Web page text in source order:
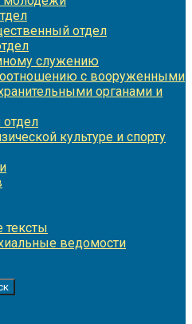
отдел
служению
с вооруженными
органами и
культуре и спорту
тексты
ведомости